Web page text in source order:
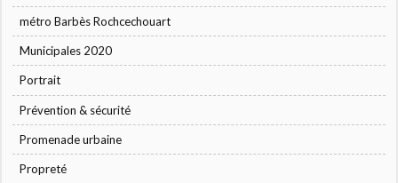
métro Barbès Rochcechouart
Municipales 2020
Portrait
Prévention & sécurité
Promenade urbaine
Propreté